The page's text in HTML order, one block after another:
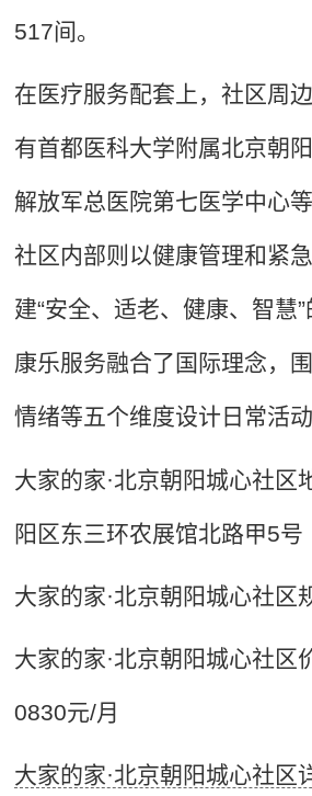
517间。
在医疗服务配套上，社区周
有首都医科大学附属北京朝
解放军总医院第七医学中心
社区内部则以健康管理和紧
建“安全、适老、健康、智慧
康乐服务融合了国际理念，
情绪等五个维度设计日常活动
大家的家·北京朝阳城心社区
阳区东三环农展馆北路甲5号
大家的家·北京朝阳城心社区
大家的家·北京朝阳城心社区
0830元/月
大家的家·北京朝阳城心社区